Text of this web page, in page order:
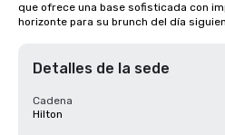
que ofrece una base sofisticada con
horizonte para su brunch del día
Detalles de la sede
Cadena
Hilton